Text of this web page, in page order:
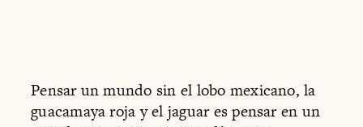
Pensar un mundo sin el lobo mexicano, la
guacamaya roja y el jaguar es pensar en un